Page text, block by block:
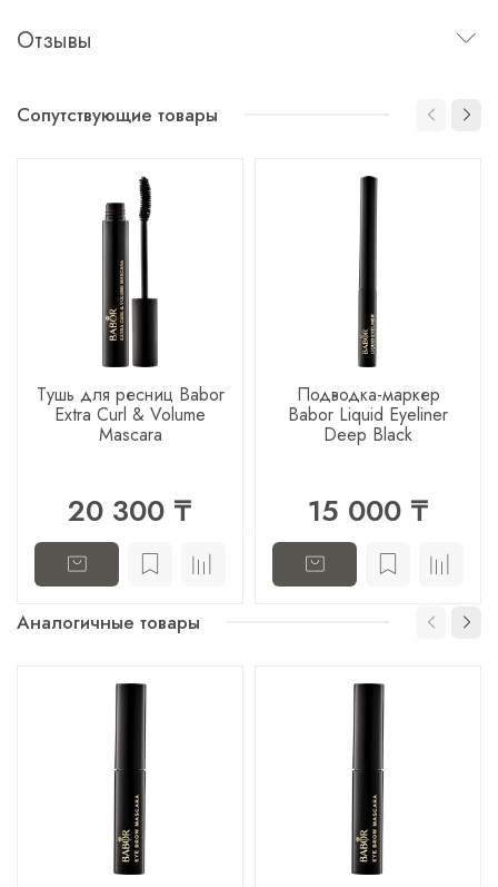
Отзывы
Сопутствующие товары
Тушь для ресниц Babor
Extra Curl & Volume
Mascara
20 300 ₸
Подводка-маркер
Babor Liquid Eyeliner
Deep Black
15 000 ₸
Аналогичные товары